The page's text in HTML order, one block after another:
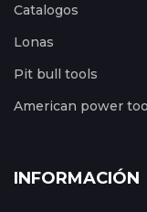
Catalogos
Lonas
Pit bull tools
American power
INFORMACIÓN